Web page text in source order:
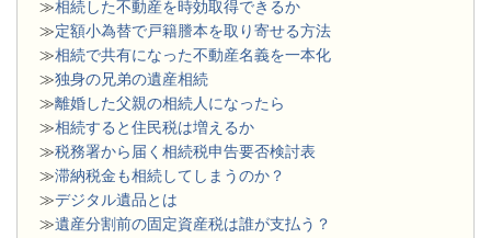
≫相続した不動産を時効取得できるか
≫定額小為替で戸籍謄本を取り寄せる方法
≫相続で共有になった不動産名義を一本化
≫独身の兄弟の遺産相続
≫離婚した父親の相続人になったら
≫相続すると住民税は増えるか
≫税務署から届く相続税申告要否検討表
≫滞納税金も相続してしまうのか？
≫デジタル遺品とは
≫遺産分割前の固定資産税は誰が支払う？